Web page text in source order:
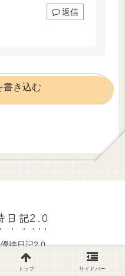
返信
書き込む
日記2.0
待日記2.0.
トップ サイドバー